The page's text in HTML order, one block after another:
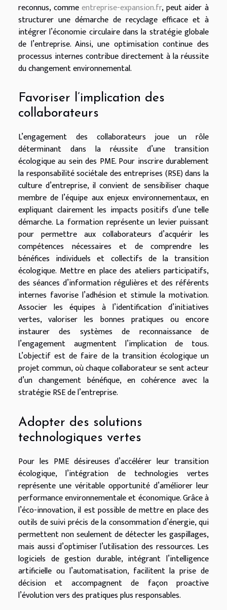
reconnus, commeentreprise-expansion.fr, peut aider à
structurer une démarche de recyclage efficace et à
intégrer l’économie circulaire dans la stratégie globale
de l’entreprise. Ainsi, une optimisation continue des
processus internes contribue directement à la réussite
du changement environnemental.
Favoriser l’implication des
collaborateurs
L’engagement des collaborateurs joue un rôle
déterminant dans la réussite d’une transition
écologique au sein des PME. Pour inscrire durablement
la responsabilité sociétale des entreprises (RSE) dans la
culture d’entreprise, il convient de sensibiliser chaque
membre de l’équipe aux enjeux environnementaux, en
expliquant clairement les impacts positifs d’une telle
démarche. La formation représente un levier puissant
pour permettre aux collaborateurs d’acquérir les
compétences nécessaires et de comprendre les
bénéfices individuels et collectifs de la transition
écologique. Mettre en place des ateliers participatifs,
des séances d’information régulières et des référents
internes favorise l’adhésion et stimule la motivation.
Associer les équipes à l’identification d’initiatives
vertes, valoriser les bonnes pratiques ou encore
instaurer des systèmes de reconnaissance de
l’engagement augmentent l’implication de tous.
L’objectif est de faire de la transition écologique un
projet commun, où chaque collaborateur se sent acteur
d’un changement bénéfique, en cohérence avec la
stratégie RSE de l’entreprise.
Adopter des solutions
technologiques vertes
Pour les PME désireuses d’accélérer leur transition
écologique, l’intégration de technologies vertes
représente une véritable opportunité d’améliorer leur
performance environnementale et économique. Grâce à
l’éco-innovation, il est possible de mettre en place des
outils de suivi précis de la consommation d’énergie, qui
permettent non seulement de détecter les gaspillages,
mais aussi d’optimiser l’utilisation des ressources. Les
logiciels de gestion durable, intégrant l’intelligence
artificielle ou l’automatisation, facilitent la prise de
décision et accompagnent de façon proactive
l’évolution vers des pratiques plus responsables.